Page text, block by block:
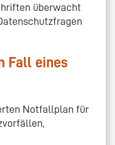
überwacht
Fall eines
Notfallplan für